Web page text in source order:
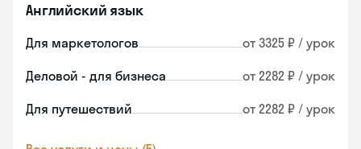
Английский язык
Для маркетологов от 3325 ₽ / урок
Деловой - для бизнеса от 2282 ₽ / урок
Для путешествий от 2282 ₽ / урок